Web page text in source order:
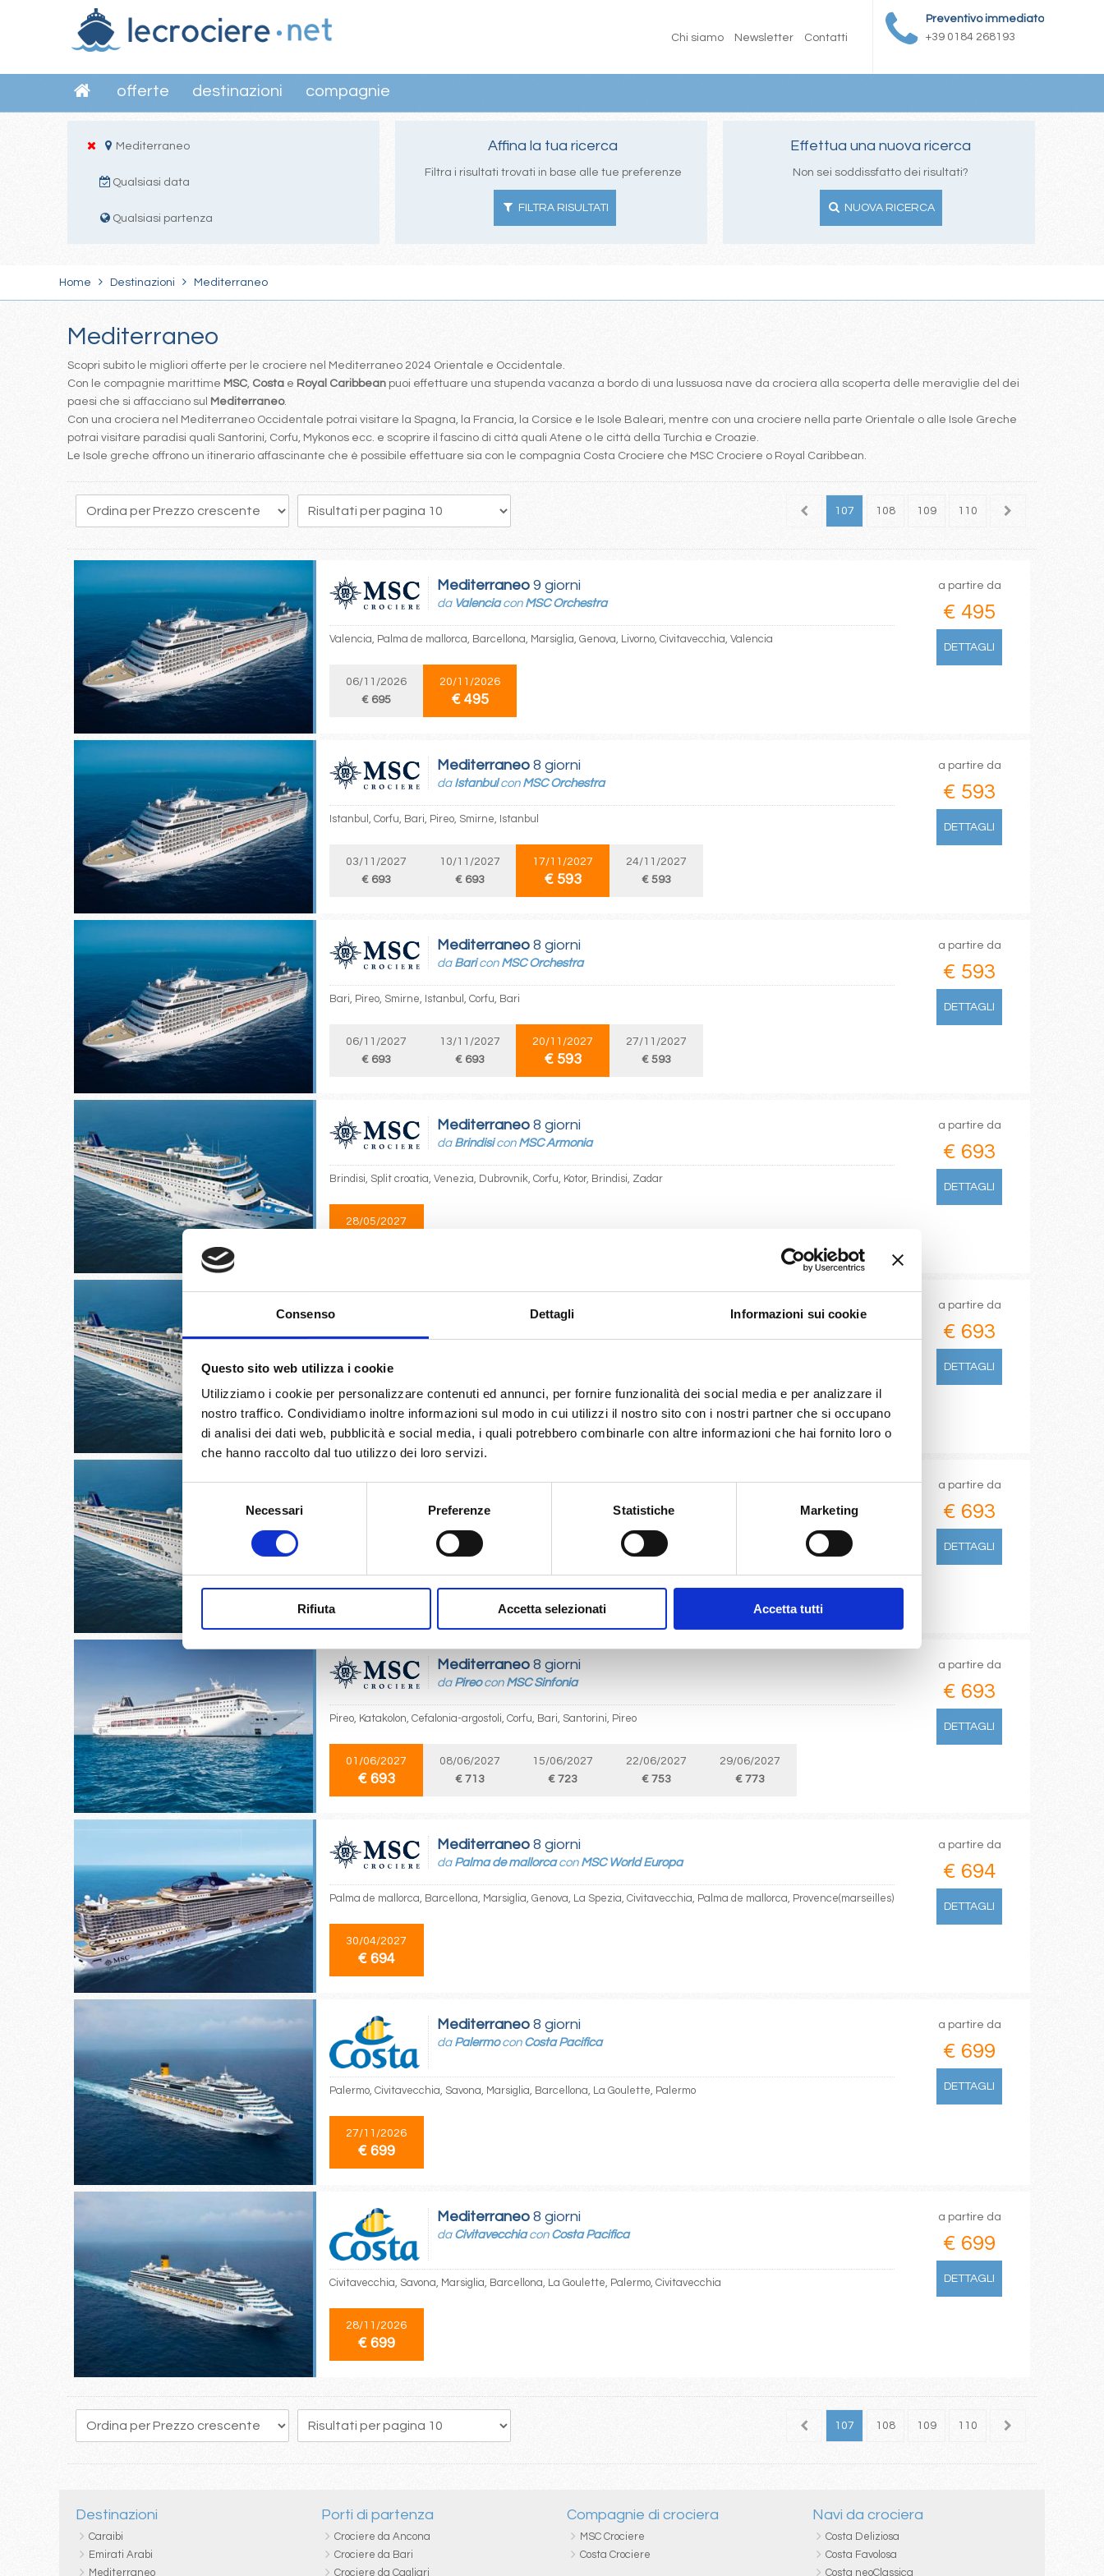
Consenso Dettagli Informazioni sui cookie
Questo sito web utilizza i cookie
Utilizziamo i cookie per personalizzare contenuti ed annunci, per fornire funzionalità dei social media e per analizzare il
nostro traffico. Condividiamo inoltre informazioni sul modo in cui utilizzi il nostro sito con i nostri partner che si occupano
di analisi dei dati web, pubblicità e social media, i quali potrebbero combinarle con altre informazioni che hai fornito loro o
che hanno raccolto dal tuo utilizzo dei loro servizi.
del
consenso
Necessari Preferenze Statistiche Marketing
Rifiuta Accetta selezionati Accetta tutti
Preventivo immediato
+39 0184 268193
Chi siamo Newsletter Contatti
offerte destinazioni compagnie
Mediterraneo
Qualsiasi data
Qualsiasi partenza
Affina la tua ricerca
Filtra i risultati trovati in base alle tue preferenze
FILTRA RISULTATI
Effettua una nuova ricerca
Non sei soddissfatto dei risultati?
NUOVA RICERCA
Home Destinazioni Mediterraneo
Mediterraneo
Scopri subito le migliori offerte per le crociere nel Mediterraneo 2024 Orientale e Occidentale.
Con le compagnie marittime MSC, Costa e Royal Caribbean puoi effettuare una stupenda vacanza a bordo di una lussuosa nave da crociera alla scoperta delle meraviglie del dei
paesi che si affacciano sul
Mediterraneo.
Con una crociera nel Mediterraneo Occidentale potrai visitare la Spagna, la Francia, la Corsice e le Isole Baleari, mentre con una crociere nella parte Orientale o alle Isole Greche
potrai visitare paradisi quali Santorini, Corfu, Mykonos ecc. e scoprire il fascino di città quali Atene o le città della Turchia e Croazie.
Le Isole greche offrono un itinerario affascinante che è possibile effettuare sia con le compagnia Costa Crociere che MSC Crociere o Royal Caribbean.
89 90 91 92 94 95 96 97 106 107 108 109 110 111
Mediterraneo 9 giorni
da Valenciacon MSC Orchestra
Valencia, Palma de mallorca, Barcellona, Marsiglia, Genova, Livorno, Civitavecchia, Valencia
06/11/2026
€ 695
20/11/2026
€ 495
a partire da
€ 495
DETTAGLI
Mediterraneo 8 giorni
da Istanbulcon MSC Orchestra
Istanbul, Corfu, Bari, Pireo, Smirne, Istanbul
03/11/2027
€ 693
10/11/2027
€ 693
17/11/2027
€ 593
24/11/2027
€ 593
a partire da
€ 593
DETTAGLI
Mediterraneo 8 giorni
da Baricon MSC Orchestra
Bari, Pireo, Smirne, Istanbul, Corfu, Bari
06/11/2027
€ 693
13/11/2027
€ 693
20/11/2027
€ 593
27/11/2027
€ 593
a partire da
€ 593
DETTAGLI
Mediterraneo 8 giorni
da Brindisicon MSC Armonia
Brindisi, Split croatia, Venezia, Dubrovnik, Corfu, Kotor, Brindisi, Zadar
28/05/2027
a partire da
€ 693
DETTAGLI
MSC Armonia
29/05/2027
€ 693
a partire da
€ 693
DETTAGLI
Mediterraneo8 giorni
da
Venezia, Dubrovnik, Corfu, Kotor, Brindisi, Split croatia, Venezia, Zadar
a partire da
€ 693
DETTAGLI
Mediterraneo 8 giorni
da Pireocon MSC Sinfonia
Pireo, Katakolon, Cefalonia-argostoli, Corfu, Bari, Santorini, Pireo
01/06/2027
€ 693
08/06/2027
€ 713
15/06/2027
€ 723
22/06/2027
€ 753
29/06/2027
€ 773
a partire da
€ 693
DETTAGLI
Mediterraneo 8 giorni
da Palma de mallorcacon MSC World Europa
Palma de mallorca, Barcellona, Marsiglia, Genova, La Spezia, Civitavecchia, Palma de mallorca, Provence(marseilles)
30/04/2027
€ 694
a partire da
€ 694
DETTAGLI
Mediterraneo 8 giorni
da Palermocon Costa Pacifica
Palermo, Civitavecchia, Savona, Marsiglia, Barcellona, La Goulette, Palermo
27/11/2026
€ 699
a partire da
€ 699
DETTAGLI
Mediterraneo 8 giorni
da Civitavecchiacon Costa Pacifica
Civitavecchia, Savona, Marsiglia, Barcellona, La Goulette, Palermo, Civitavecchia
28/11/2026
€ 699
a partire da
€ 699
DETTAGLI
89 90 91 92 94 95 96 97 106 107 108 109 110 111
Destinazioni
Caraibi
Emirati Arabi
Mediterraneo
Porti di partenza
Crociere da Ancona
Crociere da Bari
Crociere da Cagliari
Compagnie di crociera
MSC Crociere
Costa Crociere
Navi da crociera
Costa Deliziosa
Costa Favolosa
Costa neoClassica